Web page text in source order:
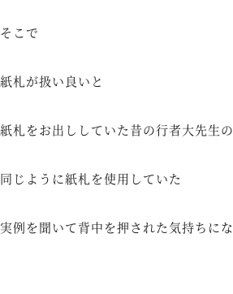
そこで
紙札が扱い良いと
紙札をお出ししていた昔の行者大先生
同じように紙札を使用していた
実例を聞いて背中を押された気持ちに